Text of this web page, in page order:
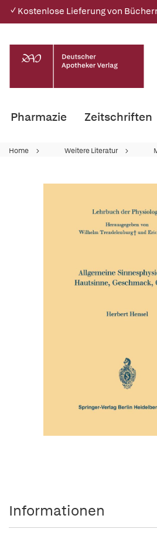
✓ Kostenlose Lieferung von
Pharmazie Zeitschriften
Home Weitere Literatur
Informationen